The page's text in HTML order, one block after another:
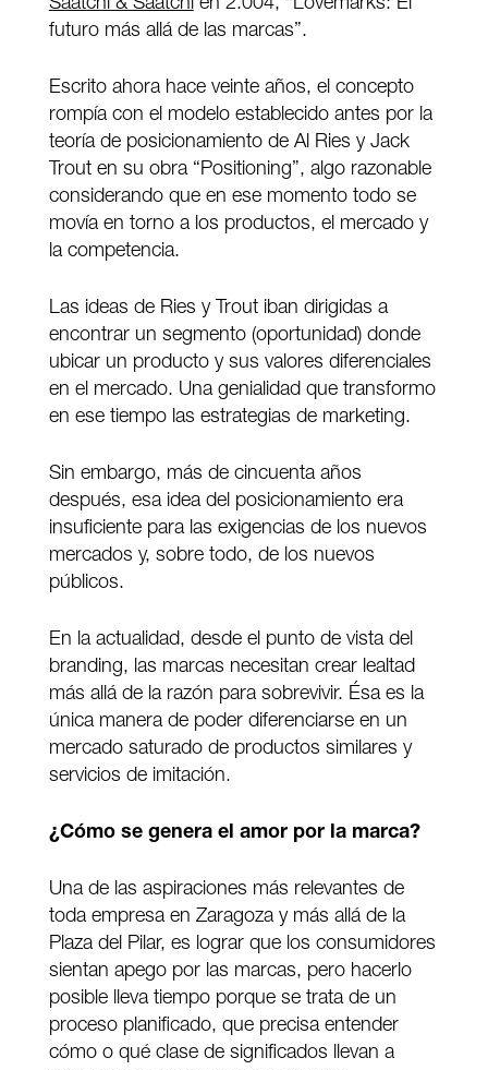
futuro más allá de las marcas”.
Escrito ahora hace veinte años, el concepto
rompía con el modelo establecido antes por la
teoría de posicionamiento de Al Ries y Jack
Trout en su obra “Positioning”, algo razonable
considerando que en ese momento todo se
movía en torno a los productos, el mercado y
la competencia.
Las ideas de Ries y Trout iban dirigidas a
encontrar un segmento (oportunidad) donde
ubicar un producto y sus valores diferenciales
en el mercado. Una genialidad que transformo
en ese tiempo las estrategias de marketing.
Sin embargo, más de cincuenta años
después, esa idea del posicionamiento era
insuficiente para las exigencias de los nuevos
mercados y, sobre todo, de los nuevos
públicos.
En la actualidad, desde el punto de vista del
branding, las marcas necesitan crear lealtad
más allá de la razón para sobrevivir. Ésa es la
única manera de poder diferenciarse en un
mercado saturado de productos similares y
servicios de imitación.
¿Cómo se genera el amor por la marca?
Una de las aspiraciones más relevantes de
toda empresa en Zaragoza y más allá de la
Plaza del Pilar, es lograr que los consumidores
sientan apego por las marcas, pero hacerlo
posible lleva tiempo porque se trata de un
proceso planificado, que precisa entender
cómo o qué clase de significados llevan a